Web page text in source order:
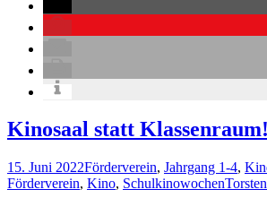
Kinosaal statt Klassenraum!
15. Juni 2022Förderverein, Jahrgang 1-4,
Förderverein, Kino, Schulkinowochen